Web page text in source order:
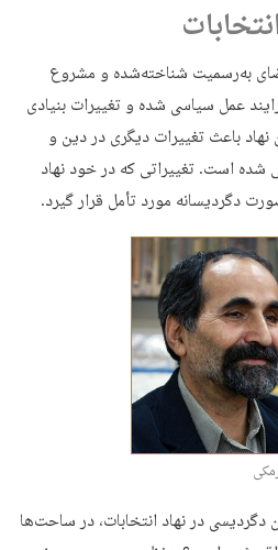
به‌رسمیت شناخته‌شده و مشروع
عمل سیاسی شده و تغییرات بنیادی
باعث تغییرات دیگری در دین و
شده است. تغییراتی که در خود نهاد
دگردیسانه مورد تأمل قرار گیرد.
در نهاد انتخابات، در ساحت‌ها